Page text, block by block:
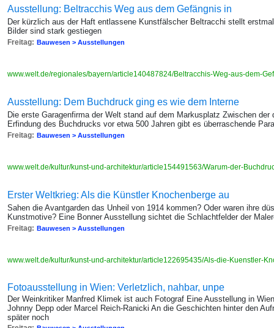
Ausstellung: Beltracchis Weg aus dem Gefängnis in
Der kürzlich aus der Haft entlassene Kunstfälscher Beltracchi stellt
Bilder sind stark gestiegen
Freitag: Bauwesen > Ausstellungen
www.welt.de/regionales/bayern/article140487824/Beltracchis-Weg-aus-dem-
Ausstellung: Dem Buchdruck ging es wie dem Interne
Die erste Garagenfirma der Welt stand auf dem Markusplatz Zwischen
Erfindung des Buchdrucks vor etwa 500 Jahren gibt es überraschende
Freitag: Bauwesen > Ausstellungen
www.welt.de/kultur/kunst-und-architektur/article154491563/Warum-der-
Erster Weltkrieg: Als die Künstler Knochenberge au
Sahen die Avantgarden das Unheil von 1914 kommen? Oder waren ihre
Kunstmotive? Eine Bonner Ausstellung sichtet die Schlachtfelder der
Freitag: Bauwesen > Ausstellungen
www.welt.de/kultur/kunst-und-architektur/article122695435/Als-die-Kuenstler-
Fotoausstellung in Wien: Verletzlich, nahbar, unpe
Der Weinkritiker Manfred Klimek ist auch Fotograf Eine Ausstellung in
Johnny Depp oder Marcel Reich-Ranicki An die Geschichten hinter den
später noch